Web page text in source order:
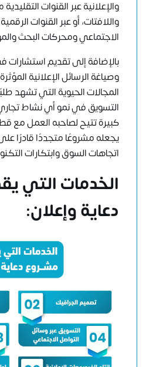
والإعلانية عبر القنوات
واللافتات، أو عبر القنوات
الاجتماعي ومحركات البحث
بالإضافة إلى تقديم استشارات
وصياغة الرسائل الإعلانية
المجالات الحيوية التي تشهد
التسويق في نمو أي نشاط
كبيرة تتيح لصاحبه العمل مع
يجعله مشروعًا متجددًا قادرًا
اتجاهات السوق وابتكارات
الخدمات التي
دعاية وإعلان: